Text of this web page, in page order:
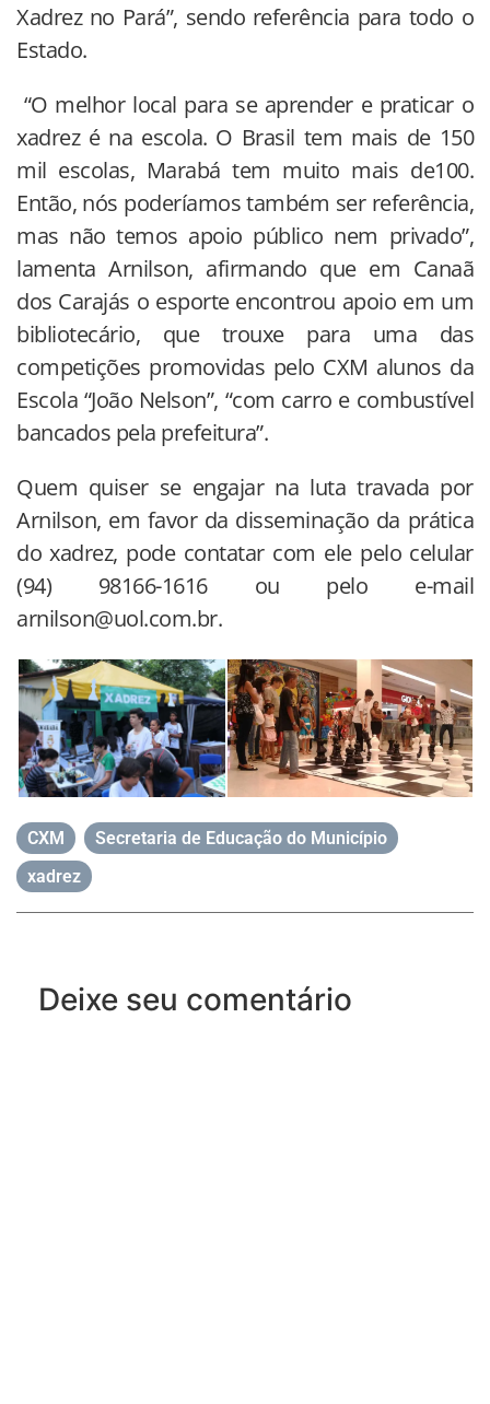
Xadrez no Pará”, sendo referência para todo o
Estado.
“O melhor local para se aprender e praticar o
xadrez é na escola. O Brasil tem mais de 150
mil escolas, Marabá tem muito mais de100.
Então, nós poderíamos também ser referência,
mas não temos apoio público nem privado”,
lamenta Arnilson, afirmando que em Canaã
dos Carajás o esporte encontrou apoio em um
bibliotecário, que trouxe para uma das
competições promovidas pelo CXM alunos da
Escola “João Nelson”, “com carro e combustível
bancados pela prefeitura”.
Quem quiser se engajar na luta travada por
Arnilson, em favor da disseminação da prática
do xadrez, pode contatar com ele pelo celular
(94) 98166-1616 ou pelo e-mail
arnilson@uol.com.br.
CXM Secretaria de Educação do Município
xadrez
Deixe seu comentário